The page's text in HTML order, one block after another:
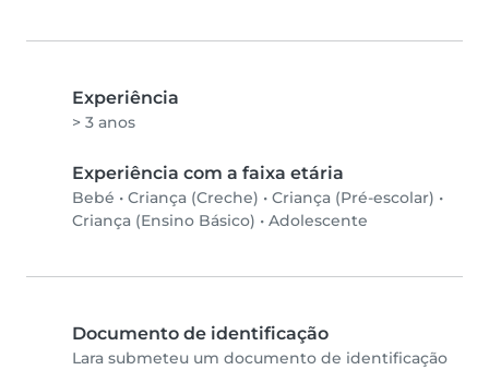
Experiência
> 3 anos
Experiência com a faixa etária
Bebé • Criança (Creche) • Criança (Pré-escolar) •
Criança (Ensino Básico) • Adolescente
Documento de identificação
Lara submeteu um documento de identificação